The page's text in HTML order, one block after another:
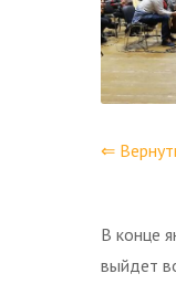
⇐
В конце
выйдет